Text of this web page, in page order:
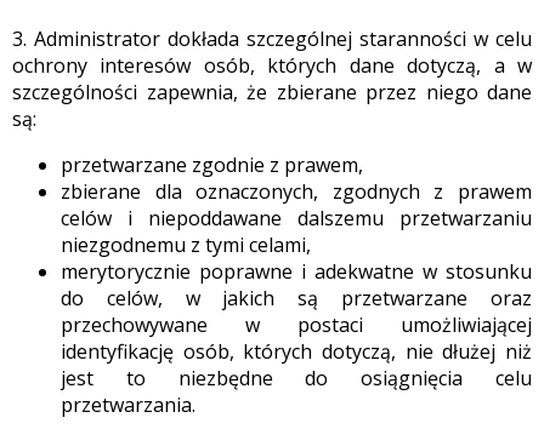
3. Administrator dokłada szczególnej staranności w celu
ochrony interesów osób, których dane dotyczą, a w
szczególności zapewnia, że zbierane przez niego dane
są:
przetwarzane zgodnie z prawem,
zbierane dla oznaczonych, zgodnych z prawem
celów i niepoddawane dalszemu przetwarzaniu
niezgodnemu z tymi celami,
merytorycznie poprawne i adekwatne w stosunku
do celów, w jakich są przetwarzane oraz
przechowywane w postaci umożliwiającej
identyfikację osób, których dotyczą, nie dłużej niż
jest to niezbędne do osiągnięcia celu
przetwarzania.